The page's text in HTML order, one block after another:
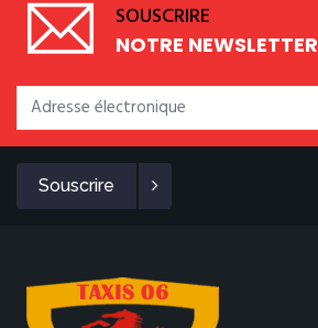
SOUSCRIRE
NOTRE NEWSLETTER
Souscrire